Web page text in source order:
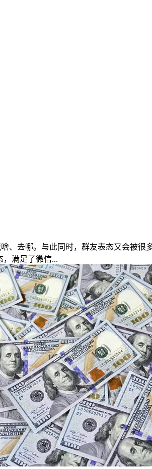
哪。与此同时，群友表态又会被很
满足了微信...